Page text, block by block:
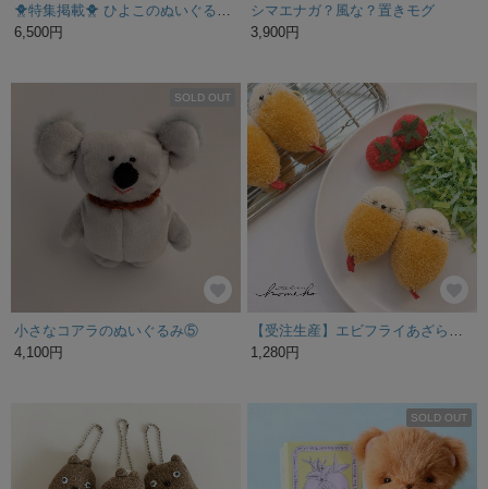
6,500円
シマエナガ？風な？置きモグ
3,900円
SOLD OUT
小さなコアラのぬいぐるみ⑤
4,100円
1,280円
SOLD OUT